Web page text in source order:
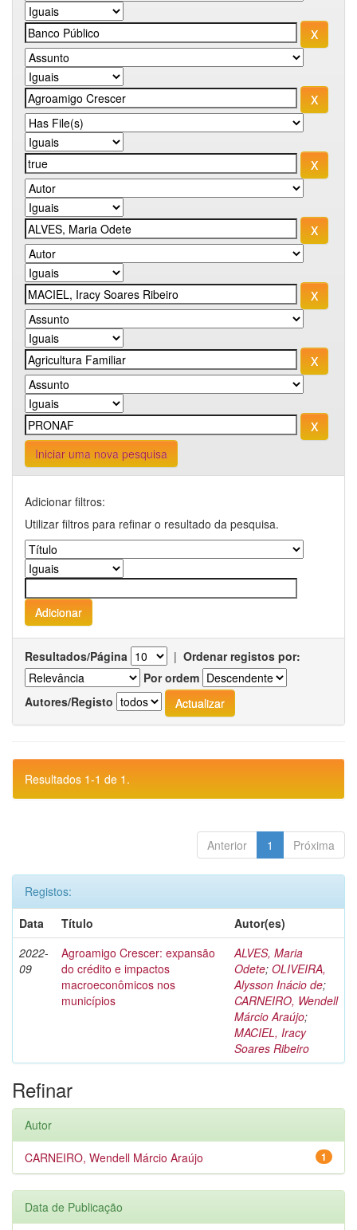
Iniciar uma nova pesquisa
Adicionar filtros:
Utilizar filtros para refinar o resultado da pesquisa.
Resultados/Página | Ordenar registos por:
Por ordem
Autores/Registo
Resultados 1-1 de 1.
Anterior 1 Próxima
Registos:
Data
Título
Autor(es)
2022-
09
Agroamigo Crescer: expansão
do crédito e impactos
macroeconômicos nos
municípios
ALVES, Maria
Odete; OLIVEIRA,
Alysson Inácio de;
CARNEIRO, Wendell
Márcio Araújo;
MACIEL, Iracy
Soares Ribeiro
Refinar
Autor
1
CARNEIRO, Wendell Márcio Araújo
Data de Publicação